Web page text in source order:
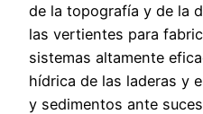
de la topografía y de la
las vertientes para
sistemas altamente
hídrica de las laderas y
y sedimentos ante